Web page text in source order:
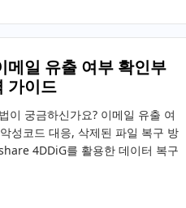
메일 유출 여부 확인부
가이드
이 궁금하신가요? 이메일 유출 여
성코드 대응, 삭제된 파일 복구 방
4DDiG를 활용한 데이터 복구